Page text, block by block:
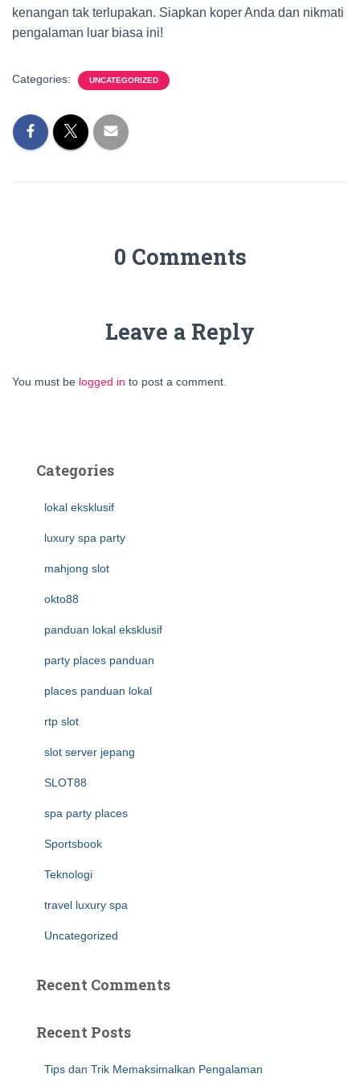
kenangan tak terlupakan. Siapkan koper Anda dan nikmati
pengalaman luar biasa ini!
Categories: UNCATEGORIZED
0 Comments
Leave a Reply
You must be logged in to post a comment.
Categories
lokal eksklusif
luxury spa party
mahjong slot
okto88
panduan lokal eksklusif
party places panduan
places panduan lokal
rtp slot
slot server jepang
SLOT88
spa party places
Sportsbook
Teknologi
travel luxury spa
Uncategorized
Recent Comments
Recent Posts
Tips dan Trik Memaksimalkan Pengalaman